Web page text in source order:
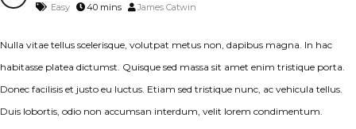
Easy 40 mins James Catwin
Nulla vitae tellus scelerisque, volutpat metus non, dapibus magna. In hac
habitasse platea dictumst. Quisque sed massa sit amet enim tristique porta.
Donec facilisis et justo eu luctus. Etiam sed tristique nunc, ac vehicula tellus.
Duis lobortis, odio non accumsan interdum, velit lorem condimentum.